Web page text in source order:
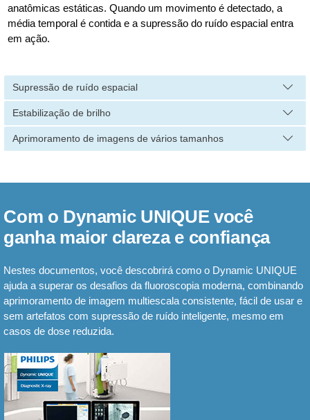
anatômicas estáticas. Quando um movimento é detectado, a
média temporal é contida e a supressão do ruído espacial entra
em ação.
Supressão de ruído espacial
Estabilização de brilho
Aprimoramento de imagens de vários tamanhos
Com o Dynamic UNIQUE você
ganha maior clareza e confiança
Nestes documentos, você descobrirá como o Dynamic UNIQUE
ajuda a superar os desafios da fluoroscopia moderna, combinando
aprimoramento de imagem multiescala consistente, fácil de usar e
sem artefatos com supressão de ruído inteligente, mesmo em
casos de dose reduzida.